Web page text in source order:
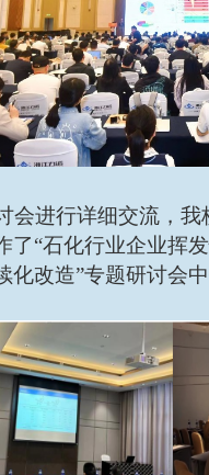
会进行详细交流，我
了“石化行业企业挥
改造”专题研讨会